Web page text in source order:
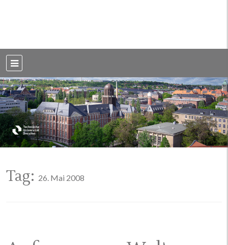
Dresden
Tag: 26. Mai 2008